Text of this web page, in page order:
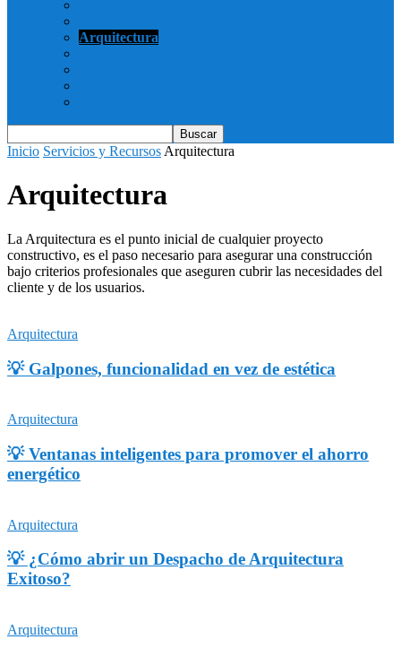
Arquitectura
Inicio Servicios y Recursos Arquitectura
Arquitectura
La Arquitectura es el punto inicial de cualquier proyecto
constructivo, es el paso necesario para asegurar una construcción
bajo criterios profesionales que aseguren cubrir las necesidades del
cliente y de los usuarios.
Arquitectura
💡 Galpones, funcionalidad en vez de estética
Arquitectura
💡 Ventanas inteligentes para promover el ahorro
energético
Arquitectura
💡 ¿Cómo abrir un Despacho de Arquitectura
Exitoso?
Arquitectura